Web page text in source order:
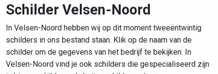
Schilder Velsen-Noord
In Velsen-Noord hebben wij op dit moment tweeëntwintig
schilders in ons bestand staan. Klik op de naam van de
schilder om de gegevens van het bedrijf te bekijken. In
Velsen-Noord vind je ook schilders die gespecialiseerd zijn